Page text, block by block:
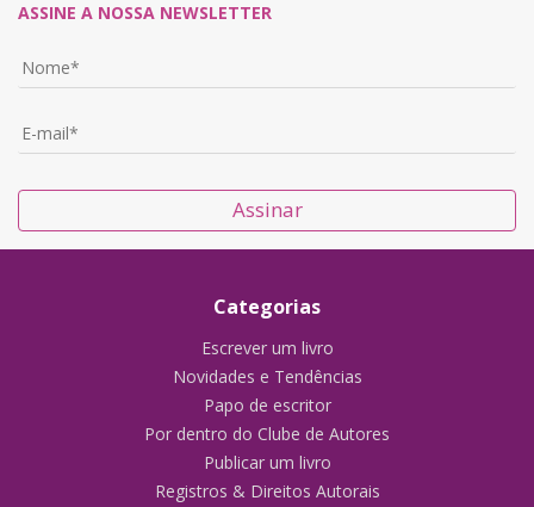
ASSINE A NOSSA NEWSLETTER
Assinar
Categorias
Escrever um livro
Novidades e Tendências
Papo de escritor
Por dentro do Clube de Autores
Publicar um livro
Registros & Direitos Autorais